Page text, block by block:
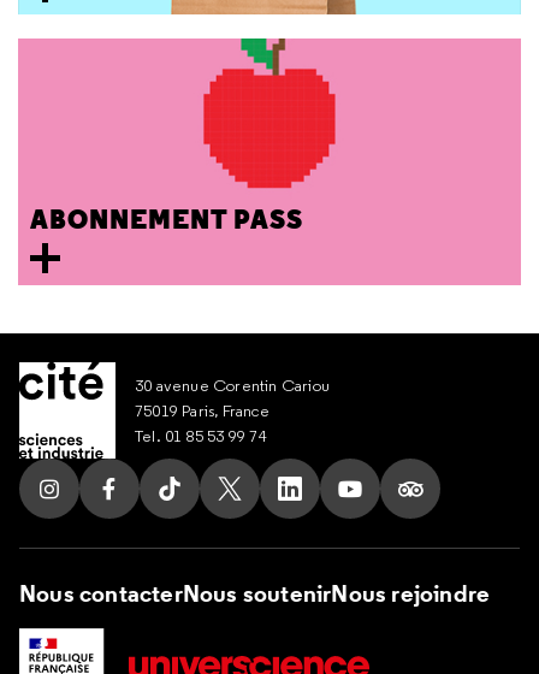
ABONNEMENT PASS
30 avenue Corentin Cariou
75019 Paris, France
Tel. 01 85 53 99 74
Suivez nous sur Instagram
Suivez nous sur Facebook
Suivez nous sur Tik Tok
Suivez nous sur X
Suivez nous sur LinkedIn
Suivez nous sur
Suivez nous
Nous contacterNous soutenirNous rejoindre